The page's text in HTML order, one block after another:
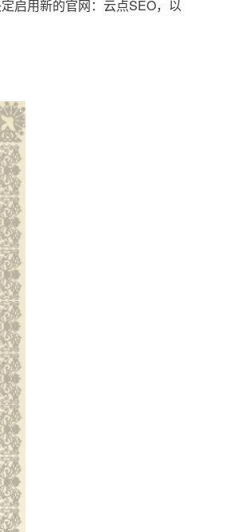
启用新的官网：云点SEO，以